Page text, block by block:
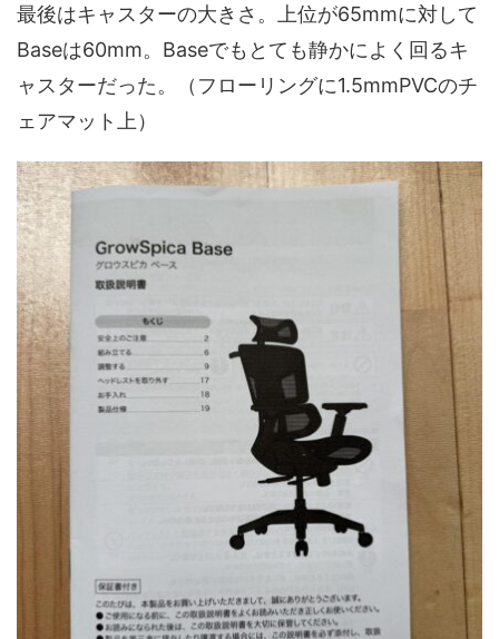
最後はキャスターの大きさ。上位が65mmに対して
Baseは60mm。Baseでもとても静かによく回るキ
ャスターだった。（フローリングに1.5mmPVCのチ
ェアマット上）